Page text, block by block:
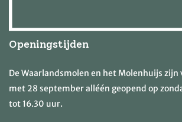
Openingstijden
De Waarlandsmolen en het Molenhuijs
met 28 september alléén geopend op
tot 16.30 uur.